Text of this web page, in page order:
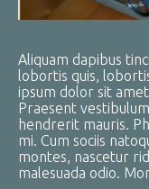
Aliquam dapibus
lobortis quis,
ipsum dolor sit
Praesent
hendrerit mauris.
mi. Cum sociis
montes, nascetur
malesuada odio.